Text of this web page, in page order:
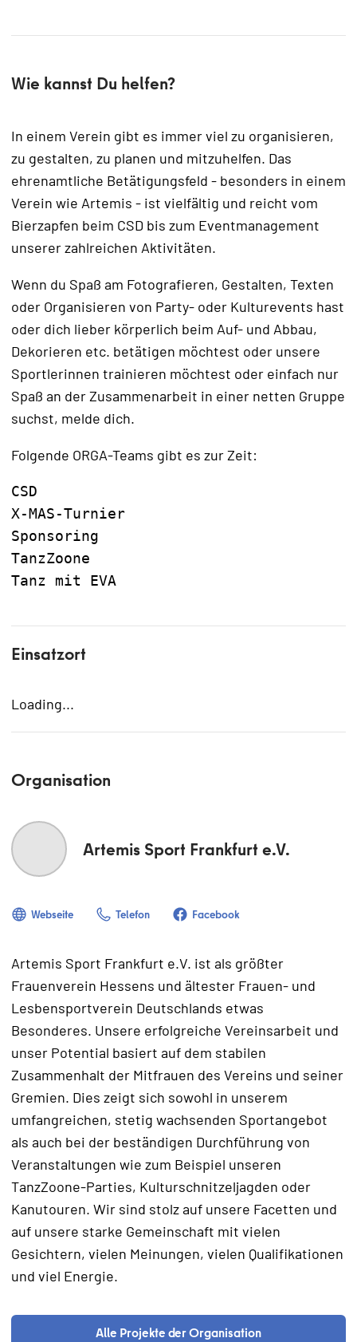
Wie kannst Du helfen?
In einem Verein gibt es immer viel zu organisieren,
zu gestalten, zu planen und mitzuhelfen. Das
ehrenamtliche Betätigungsfeld - besonders in einem
Verein wie Artemis - ist vielfältig und reicht vom
Bierzapfen beim CSD bis zum Eventmanagement
unserer zahlreichen Aktivitäten.
Wenn du Spaß am Fotografieren, Gestalten, Texten
oder Organisieren von Party- oder Kulturevents hast
oder dich lieber körperlich beim Auf- und Abbau,
Dekorieren etc. betätigen möchtest oder unsere
Sportlerinnen trainieren möchtest oder einfach nur
Spaß an der Zusammenarbeit in einer netten Gruppe
suchst, melde dich.
Folgende ORGA-Teams gibt es zur Zeit:
CSD
X-MAS-Turnier
Sponsoring
TanzZoone
Einsatzort
Loading...
Organisation
Artemis Sport Frankfurt e.V.
Webseite Telefon Facebook
Artemis Sport Frankfurt e.V. ist als größter
Frauenverein Hessens und ältester Frauen- und
Lesbensportverein Deutschlands etwas
Besonderes. Unsere erfolgreiche Vereinsarbeit und
unser Potential basiert auf dem stabilen
Zusammenhalt der Mitfrauen des Vereins und seiner
Gremien. Dies zeigt sich sowohl in unserem
umfangreichen, stetig wachsenden Sportangebot
als auch bei der beständigen Durchführung von
Veranstaltungen wie zum Beispiel unseren
TanzZoone-Parties, Kulturschnitzeljagden oder
Kanutouren. Wir sind stolz auf unsere Facetten und
auf unsere starke Gemeinschaft mit vielen
Gesichtern, vielen Meinungen, vielen Qualifikationen
und viel Energie.
Alle Projekte der Organisation